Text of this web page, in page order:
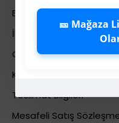
🎫 Mağaza
Banka Hesab Bilgileri
İletişim
Gizlilik Politikası
Kullanıcı Sözleşmesi
Teslimat Bilgileri
Mesafeli Satış